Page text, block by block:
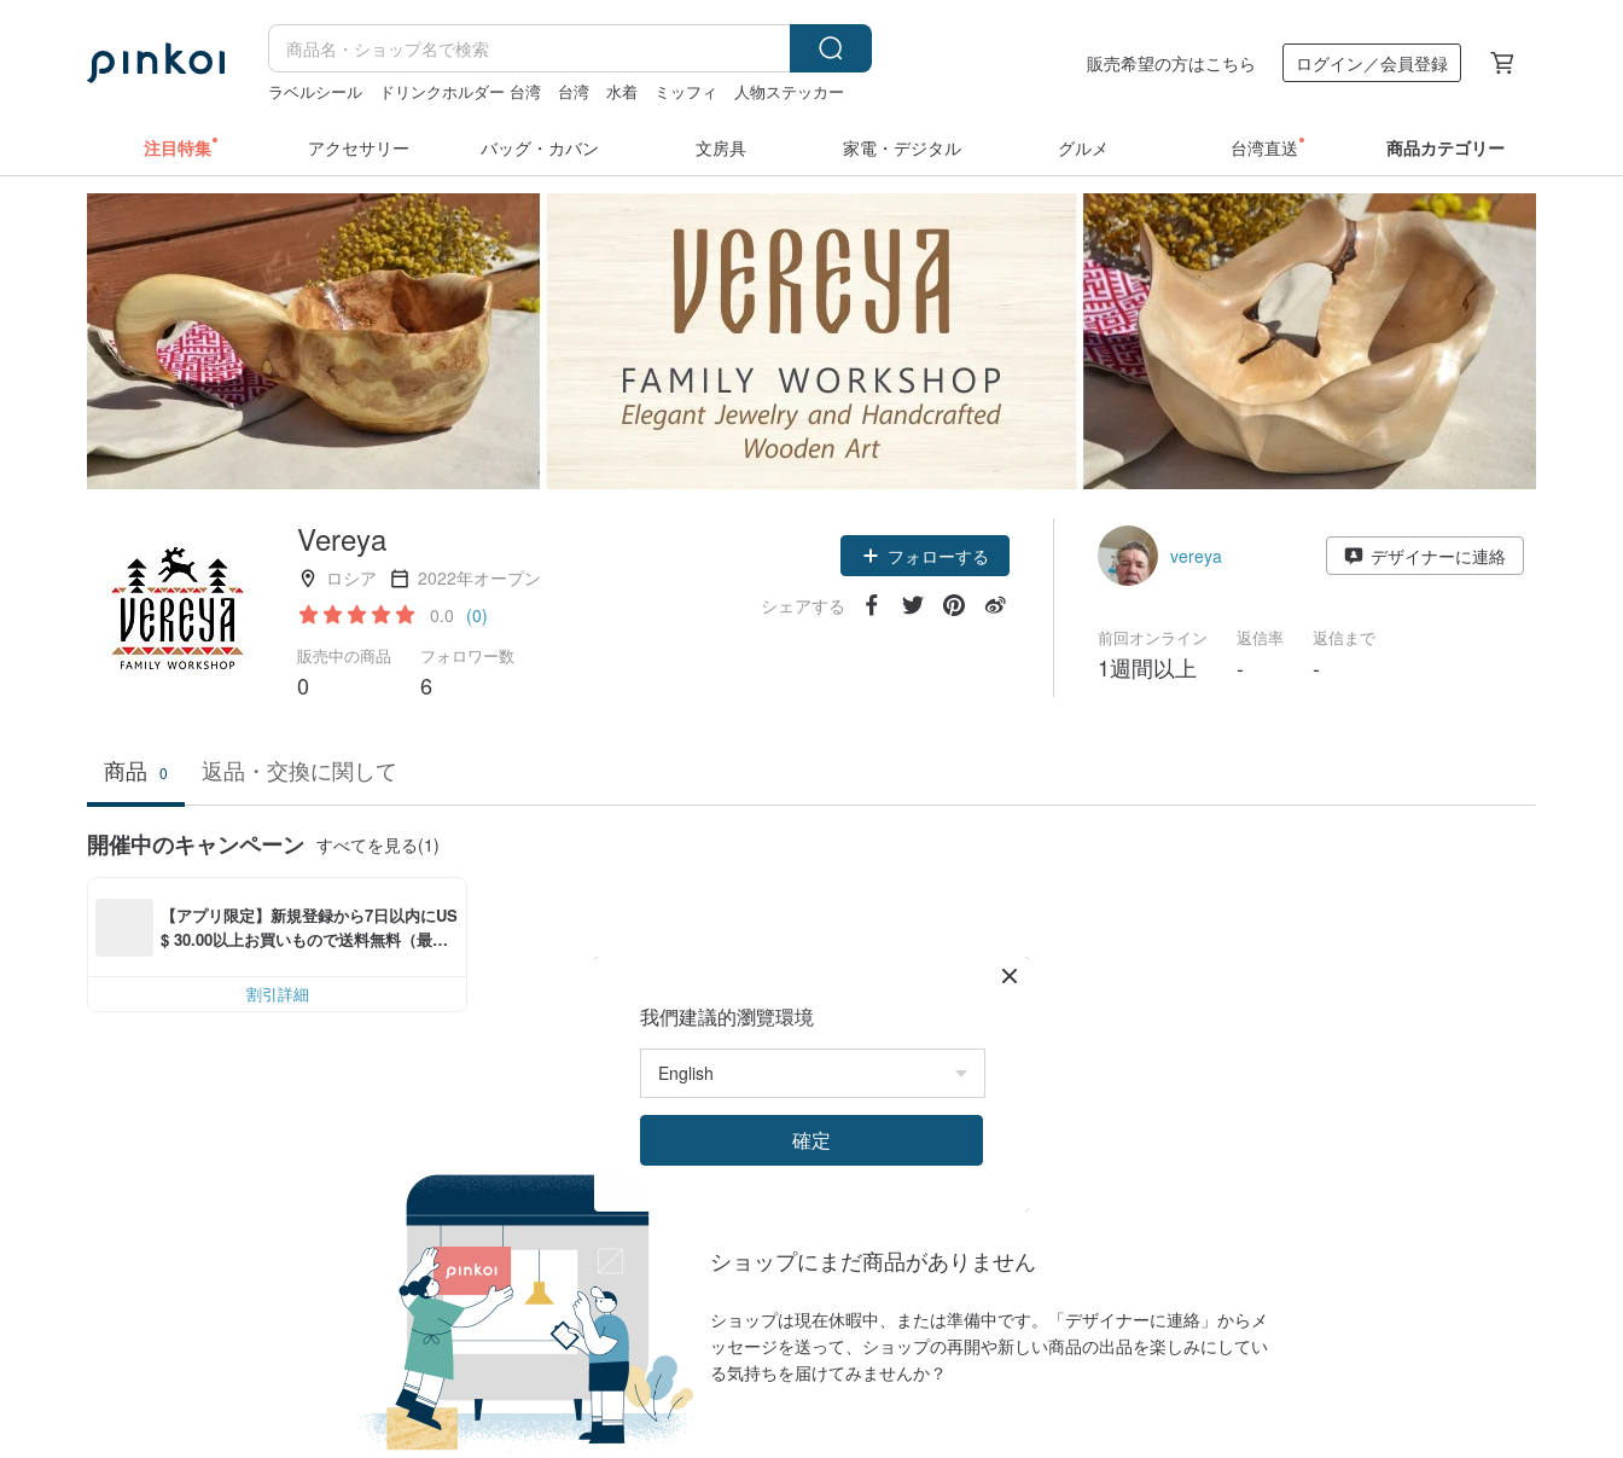
ラベルシール ドリンクホルダー 台湾 台湾 水着 ミッフィ
人物ステッカー
販売希望の方はこちら ログイン／会員登録
注目特集 アクセサリー バッグ・カバン 文房具 家電・デジタル グルメ 台湾直送 商品カテゴリー
Vereya
ロシア
2022年オープン
0.0 (0)
販売中の商品
0
フォロワー数
6
フォローする
シェアする
vereya デザイナーに連絡
前回オンライン
1週間以上
返信率
-
返信まで
-
商品 0 返品・交換に関して
開催中のキャンペーン すべてを見る(1)
【アプリ限定】新規登録から7日以内にUS
$ 30.00以上お買いもので送料無料（最大U
割引詳細
ショップにまだ商品がありません
ショップは現在休暇中、または準備中です。「デザイナーに連絡」からメ
ッセージを送って、ショップの再開や新しい商品の出品を楽しみにしてい
る気持ちを届けてみませんか？
我們建議的瀏覽環境
確定